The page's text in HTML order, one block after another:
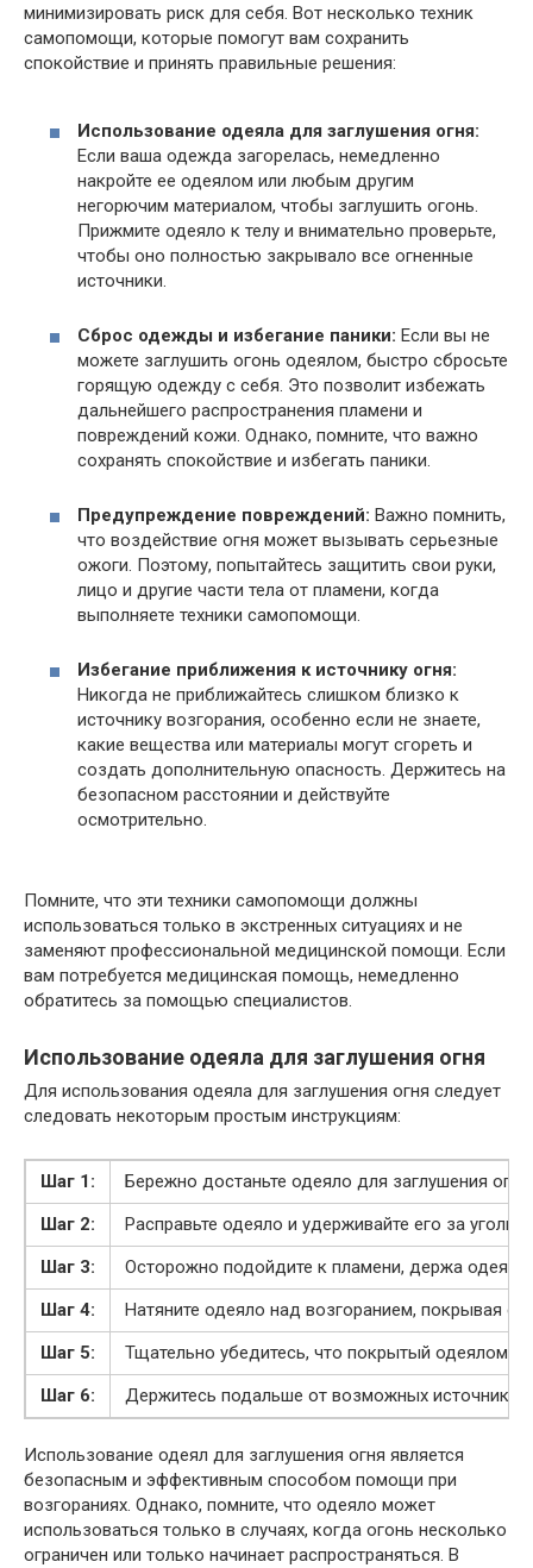
минимизировать риск для себя. Вот несколько техник
самопомощи, которые помогут вам сохранить
спокойствие и принять правильные решения:
Использование одеяла для заглушения огня:
Если ваша одежда загорелась, немедленно
накройте ее одеялом или любым другим
негорючим материалом, чтобы заглушить огонь.
Прижмите одеяло к телу и внимательно проверьте,
чтобы оно полностью закрывало все огненные
источники.
Сброс одежды и избегание паники: Если вы не
можете заглушить огонь одеялом, быстро сбросьте
горящую одежду с себя. Это позволит избежать
дальнейшего распространения пламени и
повреждений кожи. Однако, помните, что важно
сохранять спокойствие и избегать паники.
Предупреждение повреждений: Важно помнить,
что воздействие огня может вызывать серьезные
ожоги. Поэтому, попытайтесь защитить свои руки,
лицо и другие части тела от пламени, когда
выполняете техники самопомощи.
Избегание приближения к источнику огня:
Никогда не приближайтесь слишком близко к
источнику возгорания, особенно если не знаете,
какие вещества или материалы могут сгореть и
создать дополнительную опасность. Держитесь на
безопасном расстоянии и действуйте
осмотрительно.
Помните, что эти техники самопомощи должны
использоваться только в экстренных ситуациях и не
заменяют профессиональной медицинской помощи. Если
вам потребуется медицинская помощь, немедленно
обратитесь за помощью специалистов.
Использование одеяла для заглушения огня
Для использования одеяла для заглушения огня следует
следовать некоторым простым инструкциям:
Шаг 1:
Бережно достаньте одеяло для заглушения огня
Шаг 2:
Расправьте одеяло и удерживайте его за уголки.
Шаг 3:
Осторожно подойдите к пламени, держа одеяло
Шаг 4:
Натяните одеяло над возгоранием, покрывая
Шаг 5:
Тщательно убедитесь, что покрытый одеялом
Шаг 6:
Держитесь подальше от возможных
Использование одеял для заглушения огня является
безопасным и эффективным способом помощи при
возгораниях. Однако, помните, что одеяло может
использоваться только в случаях, когда огонь несколько
ограничен или только начинает распространяться. В